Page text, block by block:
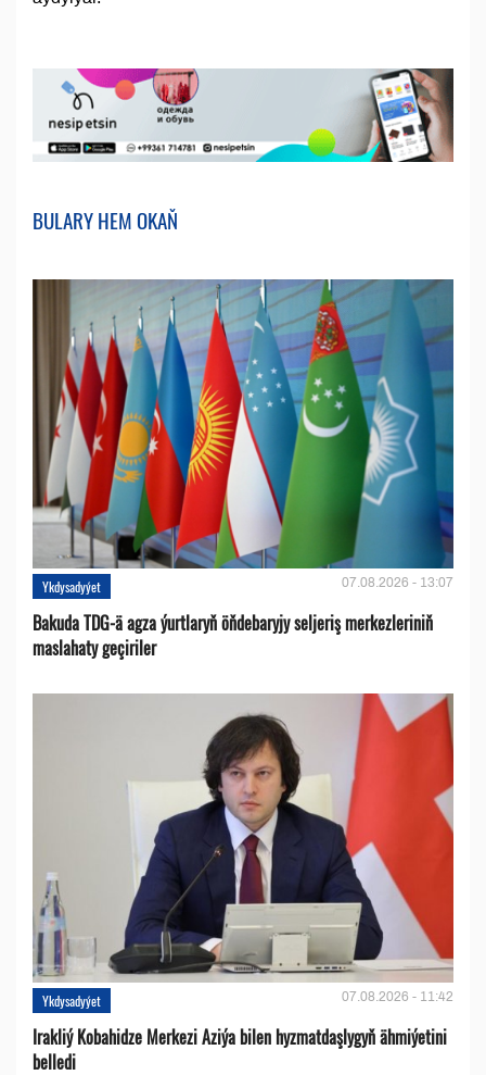
BULARY HEM OKAŇ
Ykdysadyýet 07.08.2026 - 13:07
Bakuda TDG-ä agza ýurtlaryň öňdebaryjy seljeriş merkezleriniň
maslahaty geçiriler
Ykdysadyýet 07.08.2026 - 11:42
Irakliý Kobahidze Merkezi Aziýa bilen hyzmatdaşlygyň ähmiýetini
belledi